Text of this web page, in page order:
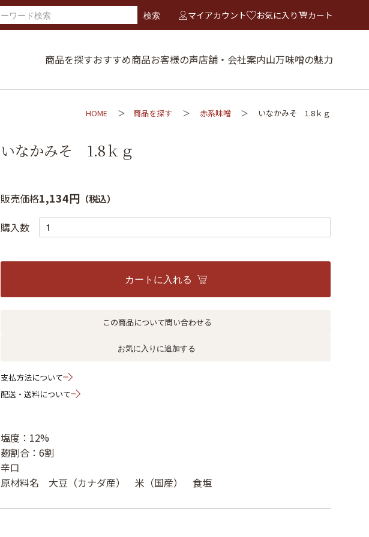
検索 マイアカウント お気に入り カート
商品を探すおすすめ商品お客様の声店舗・会社案内山万味噌の魅力
HOME 商品を探す 赤系味噌 いなかみそ 1.8ｋｇ
いなかみそ 1.8ｋｇ
販売価格1,134円 （税込）
購入数
カートに入れる
この商品について問い合わせる
お気に入りに追加する
支払方法について
配送・送料について
塩度：12%
麹割合：6割
辛口
原材料名 大豆（カナダ産） 米（国産） 食塩